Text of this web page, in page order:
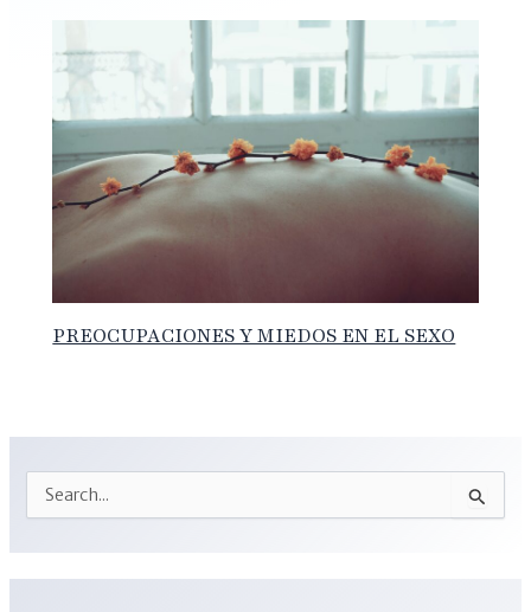
PREOCUPACIONES Y MIEDOS EN EL SEXO